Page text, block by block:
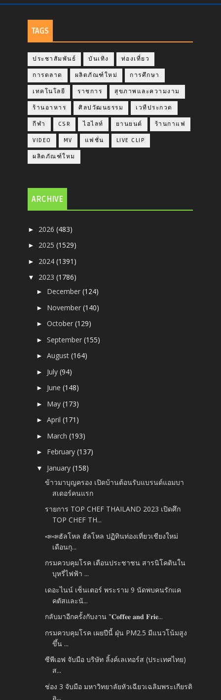
TAGS
ประชาสัมพันธ์ บันเทิง ท่องเที่ยว
การตลาด ผลิตภัณฑ์ใหม่ การศึกษา
เทคโนโลยี ราชการ สุขภาพและความงาม
ร้านอาหาร ศิลปวัฒนธรรม เวทีประกวด
กีฬา CSR ไฮไลท์ ยานยนต์ ร้านกาแฟ
VIDEO MV แฟชั่น LIVE CLIP
ผลิตภัณฑ์ใหม
ARCHIVE
► 2026(483)
► 2025(1529)
► 2024(1391)
▼ 2023(1786)
► December(124)
► November(140)
►October(129)
►September(155)
►August(164)
► July(94)
► June(148)
► May(173)
►April(171)
► March(193)
► February(137)
▼ January(158)
ข้าวมาบุญครอง เปิดบ้านต้อนรับแบรนด์แอมบา
สเดอร์คนแรก
รายการ TOP CHEF THAILAND 2023 เปิดศึก
TOP CHEF TH...
📣📣ฮัลโหล ฮัลโหล ปฏิทินท่องเที่ยวเชียงใหม่
เดือนกุ...
กรมควบคุมโรค เตือนประชาชน สารนิโคตินใน
บุหรี่ไฟฟ้า ...
เดอะไนน์ เซ็นเตอร์ พระราม 9 นัดพบคนรักแค
คตัสและนั...
กลับมาอีกครั้งกับงาน "𝐂𝐨𝐟𝐟𝐞𝐞 𝐚𝐧𝐝 𝐅𝐫𝐢𝐞...
กรมควบคุมโรค เผยปีนี้ ฝุ่น PM2.5 มีแนวโน้มสูง
ขึ้น ...
ซีพีเอฟ จับมือ บริษัท ลิ้งค์เลเทอร์ส (ประเทศไทย)
ส...
ช่อง 3 จับมือ มหาวิทยาลัยหัวเฉียวเฉลิมพระเกียรติ
ล...